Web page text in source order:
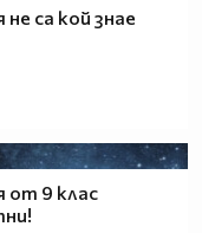
са кой знае
от 9 клас